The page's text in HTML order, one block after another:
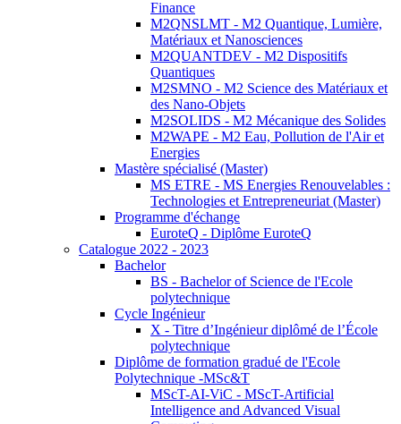
Finance
M2QNSLMT - M2 Quantique, Lumière,
Matériaux et Nanosciences
M2QUANTDEV - M2 Dispositifs
Quantiques
M2SMNO - M2 Science des Matériaux et
des Nano-Objets
M2SOLIDS - M2 Mécanique des Solides
M2WAPE - M2 Eau, Pollution de l'Air et
Energies
Mastère spécialisé (Master)
MS ETRE - MS Energies Renouvelables :
Technologies et Entrepreneuriat (Master)
Programme d'échange
EuroteQ - Diplôme EuroteQ
Catalogue 2022 - 2023
Bachelor
BS - Bachelor of Science de l'Ecole
polytechnique
Cycle Ingénieur
X - Titre d’Ingénieur diplômé de l’École
polytechnique
Diplôme de formation gradué de l'Ecole
Polytechnique -MSc&T
MScT-AI-ViC - MScT-Artificial
Intelligence and Advanced Visual